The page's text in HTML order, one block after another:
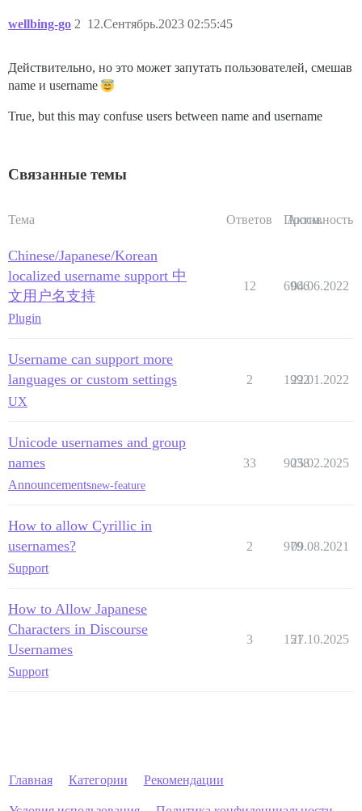
wellbing-go 12.Сентябрь.2023 02:55:45
2
Действительно, но это может запутать пользователей, смешав
name и username
True, but this may confuse users between name and username
Связанные темы
Тема Ответов Просм.
Активность
Chinese/Japanese/Korean
localized username support 中
文用户名支持
Plugin
12 6966
04.06.2022
Username can support more
languages or custom settings
UX
2 1992
22.01.2022
Unicode usernames and group
names
Announcementsnew-feature
33 9038
25.02.2025
How to allow Cyrillic in
usernames?
Support
2 979
09.08.2021
How to Allow Japanese
Characters in Discourse
Usernames
Support
3 151
27.10.2025
Главная Категории Рекомендации